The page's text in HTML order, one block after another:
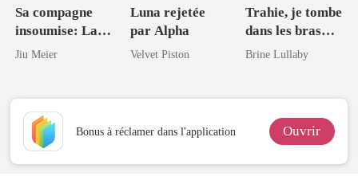
Sa compagne
insoumise: La
Luna élue du
Jiu Meier
Luna rejetée
par Alpha
Velvet Piston
Trahie, je tombe
dans les bras
d'un
Brine Lullaby
Bonus à réclamer dans l'application Ouvrir